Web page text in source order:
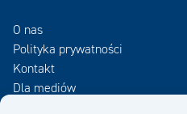
O nas
Polityka prywatności
Kontakt
Dla mediów